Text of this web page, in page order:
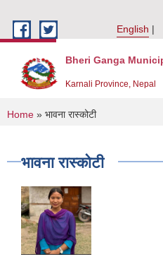
English
Bheri Ganga
Karnali Province, Nepal
You are here
Home » भावना रास्कोटी
भावना रास्कोटी